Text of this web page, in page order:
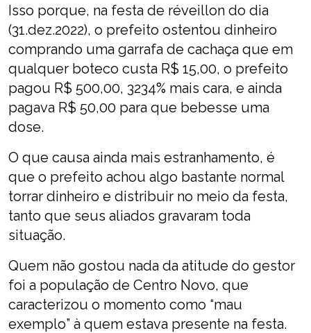
Isso porque, na festa de réveillon do dia
(31.dez.2022), o prefeito ostentou dinheiro
comprando uma garrafa de cachaça que em
qualquer boteco custa R$ 15,00, o prefeito
pagou R$ 500,00, 3234% mais cara, e ainda
pagava R$ 50,00 para que bebesse uma
dose.
O que causa ainda mais estranhamento, é
que o prefeito achou algo bastante normal
torrar dinheiro e distribuir no meio da festa,
tanto que seus aliados gravaram toda
situação.
Quem não gostou nada da atitude do gestor
foi a população de Centro Novo, que
caracterizou o momento como “mau
exemplo” à quem estava presente na festa.